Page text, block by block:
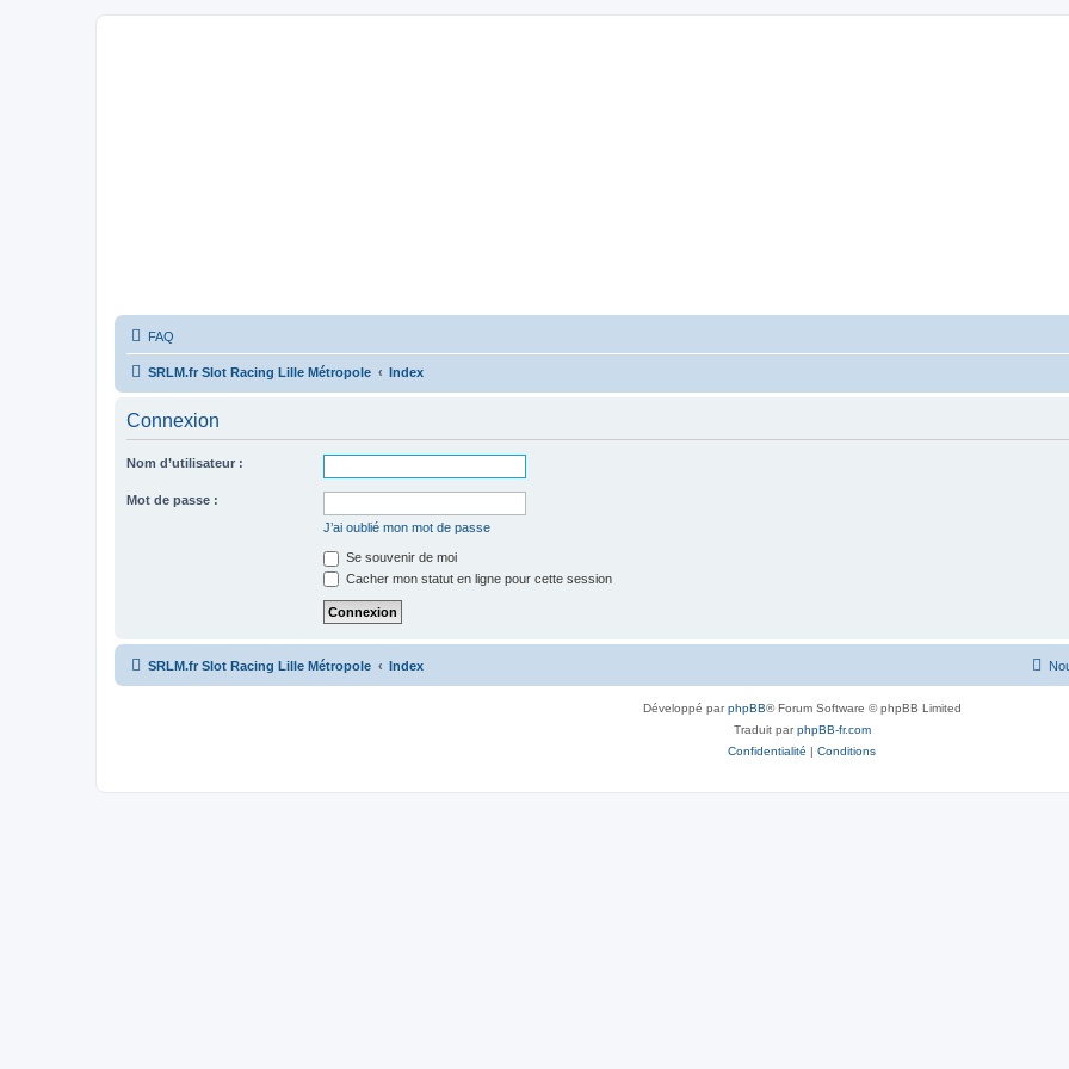
FAQ
SRLM.fr Slot Racing Lille Métropole Index
Connexion
Nom d’utilisateur :
Mot de passe :
J’ai oublié mon mot de passe
Se souvenir de moi
Cacher mon statut en ligne pour cette session
SRLM.fr Slot Racing Lille Métropole Index
Développé parphpBB® Forum Software © phpBB Limited
Traduit parphpBB-fr.com
Confidentialité | Conditions